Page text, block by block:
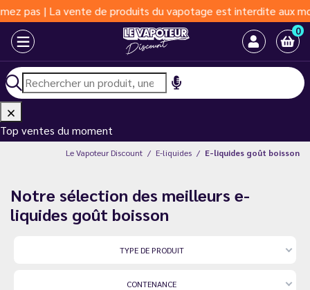
du vapotage est interdite aux moins de 18 ans |
0
Top ventes du moment
Le Vapoteur Discount E-liquides E-liquides goût boisson
Notre sélection des meilleurs e-
liquides goût boisson
TYPE DE PRODUIT
CONTENANCE